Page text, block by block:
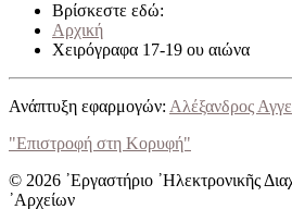
Βρίσκεστε εδώ:
Αρχική
Χειρόγραφα 17-19 ου αιώνα
Ανάπτυξη εφαρμογών: Αλέξανδρος
"Επιστροφή στη Κορυφή"
© 2026 ᾿Εργαστήριο ᾿Ηλεκτρονικῆς
᾿Αρχείων